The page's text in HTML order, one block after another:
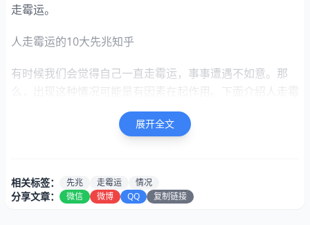
走霉运。
人走霉运的10大先兆知乎
有时候我们会觉得自己一直走霉运，事事遭遇不如意。那
么，出现这种情况可能是有因素在起作用。下面介绍人走霉
运的10大先兆及可能的原因。
首先，最明显的先兆就是事情总是出现意外。这些意外可能
大，比如遭遇意外灾害。这种情况可能是因为自己没有考虑
周全，没有做好准备。
展开全文
相关标签： 先兆 走霉运 情况
分享文章： 微信 微博 QQ 复制链接